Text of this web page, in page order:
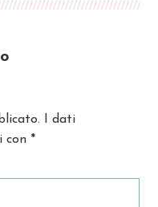
I dati
con *